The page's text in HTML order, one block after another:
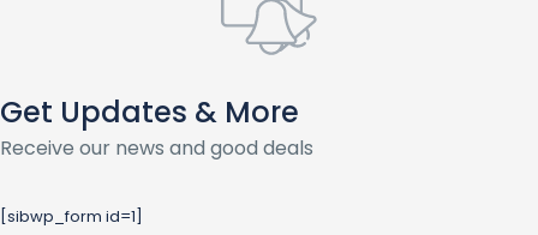
Get Updates & More
Receive our news and good deals
[sibwp_form id=1]